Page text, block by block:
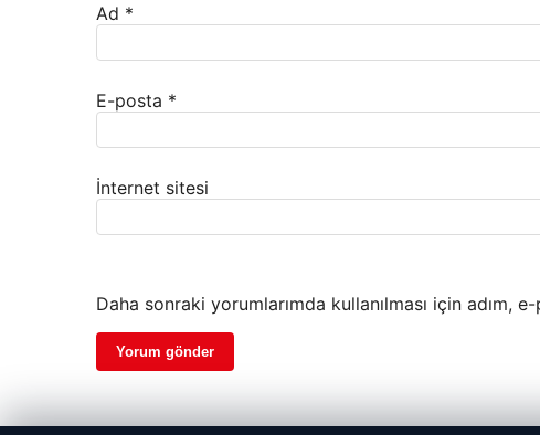
Ad *
E-posta *
İnternet sitesi
Daha sonraki yorumlarımda kullanılması için adım,